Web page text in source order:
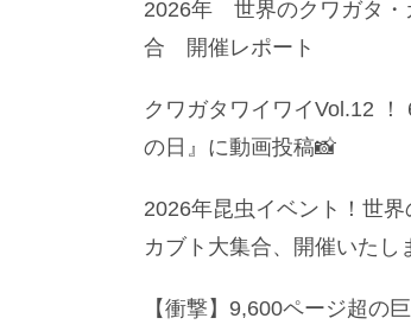
2026年 世界のクワガタ・
合 開催レポート
クワガタワイワイVol.12 ！
の日』に動画投稿📸
2026年昆虫イベント！世界
カブト大集合、開催いたし
【衝撃】9,600ページ超の